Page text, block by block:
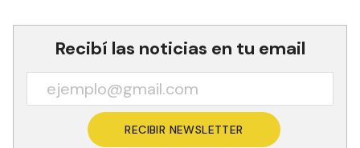
Recibí las noticias en tu email
RECIBIR NEWSLETTER